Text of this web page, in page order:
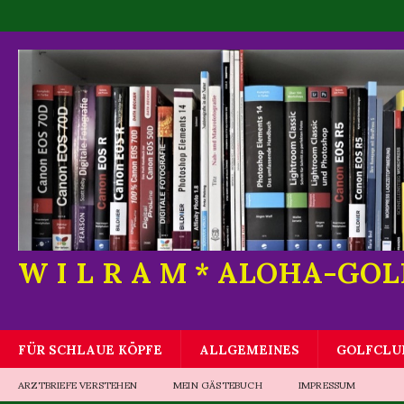
W I L R A M * ALOHA-
FÜR SCHLAUE KÖPFE ALLGEMEINES
ARZTBRIEFE VERSTEHEN MEIN GÄSTEBUCH IMPRESSUM